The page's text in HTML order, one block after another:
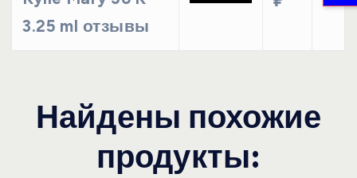
3.25 ml отзывы
Найдены похожие
продукты: